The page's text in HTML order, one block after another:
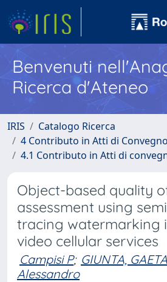
Benvenuti
Ricerca d'Ateneo
IRIS
Catalogo Ricerca
4 Contributo in Atti di
4.1 Contributo in Atti di
Object-based quality
assessment using
tracing watermarking
video cellular services
Campisi P; GIUNTA,
Alessandro